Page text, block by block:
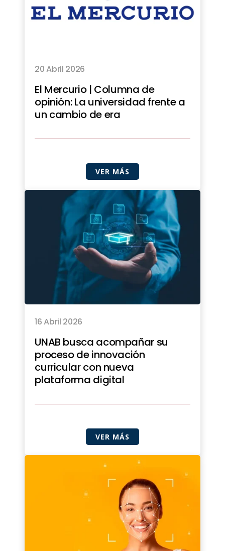
20 Abril 2026
El Mercurio | Columna de
opinión: La universidad frente a
un cambio de era
VER MÁS
16 Abril 2026
UNAB busca acompañar su
proceso de innovación
curricular con nueva
plataforma digital
VER MÁS